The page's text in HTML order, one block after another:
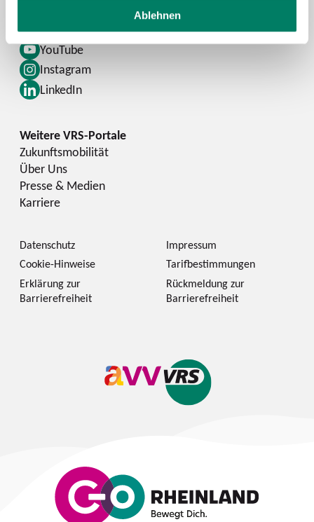
Ablehnen
Facebook
YouTube
Instagram
LinkedIn
Zukunftsmobilität
Über Uns
Presse & Medien
Karriere
Datenschutz
Impressum
Cookie-Hinweise
Tarifbestimmungen
Erklärung zur
Barrierefreiheit
Rückmeldung zur
Barrierefreiheit